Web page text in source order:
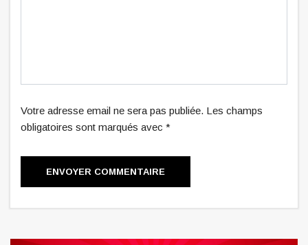
Votre adresse email ne sera pas publiée. Les champs
obligatoires sont marqués avec *
ENVOYER COMMENTAIRE